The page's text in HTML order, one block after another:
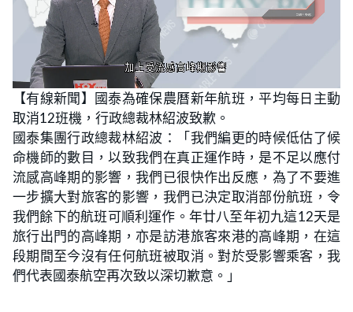
U
n
m
t
e
o
a
d
e
d
:
3
4
.
4
8
%
【有線新聞】國泰為確保農曆新年航班，平均每日主動
取消12班機，行政總裁林紹波致歉。
國泰集團行政總裁林紹波：「我們編更的時候低估了候
命機師的數目，以致我們在真正運作時，是不足以應付
流感高峰期的影響，我們已很快作出反應，為了不要進
一步擴大對旅客的影響，我們已決定取消部份航班，令
我們餘下的航班可順利運作。年廿八至年初九這12天是
旅行出門的高峰期，亦是訪港旅客來港的高峰期，在這
段期間至今沒有任何航班被取消。對於受影響乘客，我
們代表國泰航空再次致以深切歉意。」